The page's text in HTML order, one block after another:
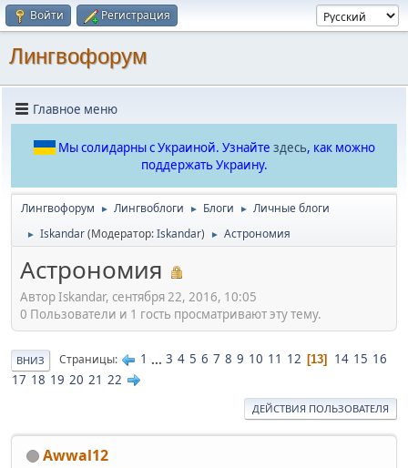
Войти Регистрация
Лингвофорум
Главное меню
Мы солидарны с Украиной. Узнайте здесь, как можно
поддержать Украину.
Лингвофорум ► Лингвоблоги ► Блоги ► Личные блоги
► Iskandar(Модератор:Iskandar) ► Астрономия
Астрономия
Автор Iskandar, сентября 22, 2016, 10:05
0 Пользователи и 1 гость просматривают эту тему.
ВНИЗ Страницы 1 ... 3 4 5 6 7 8 9 10 11 12 13 14 15 16
17 18 19 20 21 22
ДЕЙСТВИЯ ПОЛЬЗОВАТЕЛЯ
Awwal12